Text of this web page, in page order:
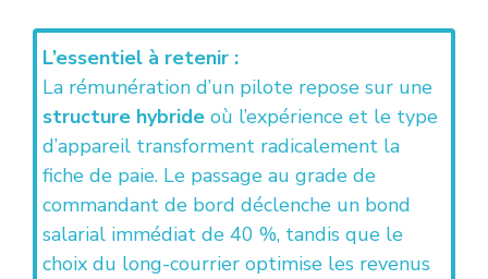
L’essentiel à retenir :
La rémunération d’un pilote repose sur une
structure hybride où l’expérience et le type
d’appareil transforment radicalement la
fiche de paie. Le passage au grade de
commandant de bord déclenche un bond
salarial immédiat de 40 %, tandis que le
choix du long-courrier optimise les revenus